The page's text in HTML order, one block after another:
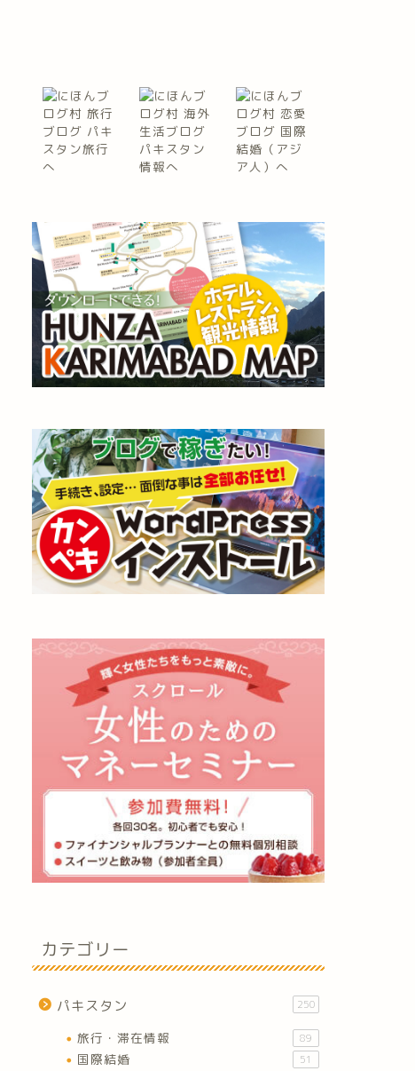
カテゴリー
パキスタン 250
旅行・滞在情報 89
国際結婚 51